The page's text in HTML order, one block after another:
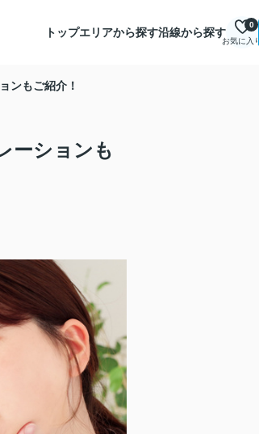
トップエリアから探す沿線から探す
お気に入り
0
ンもご紹介！
ーションも